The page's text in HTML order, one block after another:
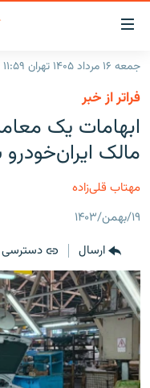
لینک‌های
قابلیت
دسترسی
بازگشت
منوی
اصلی
به
صفحه
ایران
جهان
فرکانس‌ها
پادکست
چندرسانه‌ای
گزارش‌های تصویری
گزارش‌های ویدئویی
زنان فردا
English
به ما بپیوندید
جمعه ۱۶ مرداد ۱۴۰۵ تهران ۱۱:۵۹
فراتر از خبر
ابهامات یک
مالک
مهتاب قلی‌زاده
۱۹/بهمن/۱۴۰۳
ارسال
دسترسی